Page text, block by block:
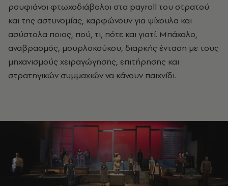
ρουφιάνοι φτωχοδιάβολοι στα payroll του στρατού
και της αστυνομίας, καρφώνουν για ψίχουλα και
ασύστολα ποιος, πού, τι, πότε και γιατί. Μπάχαλο,
αναβρασμός, μουρλοκούκου, διαρκής ένταση με τους
μηχανισμούς χειραγώγησης, επιτήρησης και
στρατηγικών συμμαχιών να κάνουν παιχνίδι.